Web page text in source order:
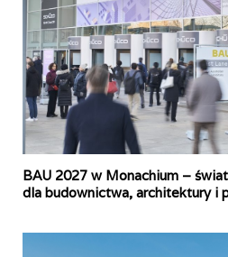
BAU 2027 w Monachium –
dla budownictwa, architektury i